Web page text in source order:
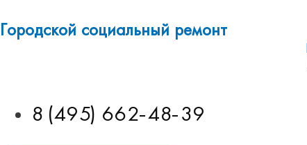
Городской социальный ремонт
8 (495) 662-48-39